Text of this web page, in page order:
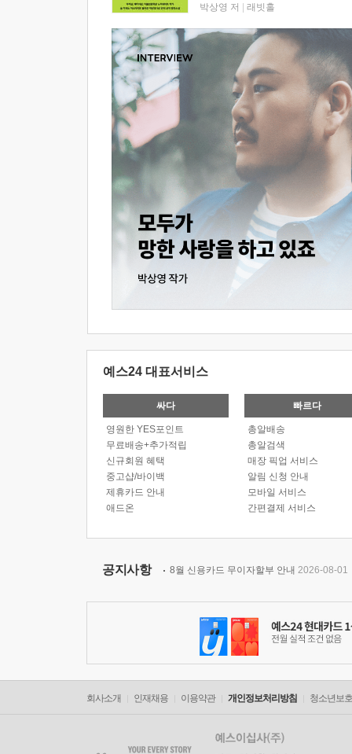
박상영 저 래빗홀
예스24 대표서비스
싸다
영원한 YES포인트
무료배송+추가적립
신규회원 혜택
중고샵/바이백
제휴카드 안내
애드온
빠르다
총알배송
총알검색
매장 픽업 서비스
알림 신청 안내
모바일 서비스
간편결제 서비스
공지사항 8월 신용카드 무이자할부 안내 2026-08-01
회사소개 인재채용 이용약관 개인정보처리방침 청소년보